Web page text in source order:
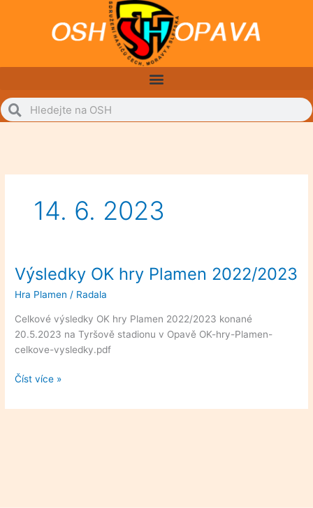
SearchSearch
14. 6. 2023
Výsledky OK hry Plamen 2022/2023
Hra Plamen / Radala
Celkové výsledky OK hry Plamen 2022/2023 konané
20.5.2023 na Tyršově stadionu v Opavě OK-hry-Plamen-
celkove-vysledky.pdf
Výsledky
OK
hry
Plamen
2022/2023
Číst více »